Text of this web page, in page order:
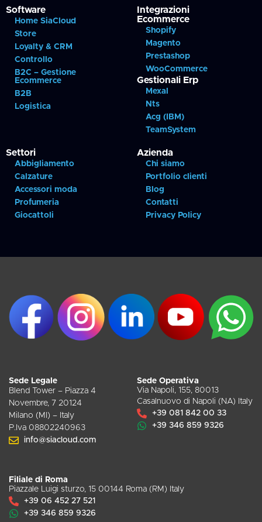
Software
Home SiaCloud
Store
Loyalty & CRM
Controllo
B2C – Gestione
Ecommerce
B2B
Logistica
Integrazioni
Ecommerce
Shopify
Magento
Prestashop
WooCommerce
Gestionali Erp
Mexal
Nts
Acg (IBM)
TeamSystem
Settori
Abbigliamento
Calzature
Accessori moda
Profumeria
Giocattoli
Azienda
Chi siamo
Portfolio clienti
Blog
Contatti
Privacy Policy
Sede Legale
Blend Tower – Piazza 4
Novembre, 7 20124
Milano (MI) – Italy
P.Iva 08802240963
info@siacloud.com
Sede Operativa
Via Napoli, 155, 80013
Casalnuovo di Napoli (NA) Italy
+39 081 842 00 33
+39 346 859 9326
Filiale di Roma
Piazzale Luigi sturzo, 15 00144 Roma (RM) Italy
+39 06 452 27 521
+39 346 859 9326